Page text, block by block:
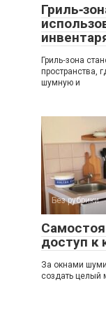
Гриль‑зона
пространства,
шумную и
Без рубрики
доступ к
За окнами
создать целый